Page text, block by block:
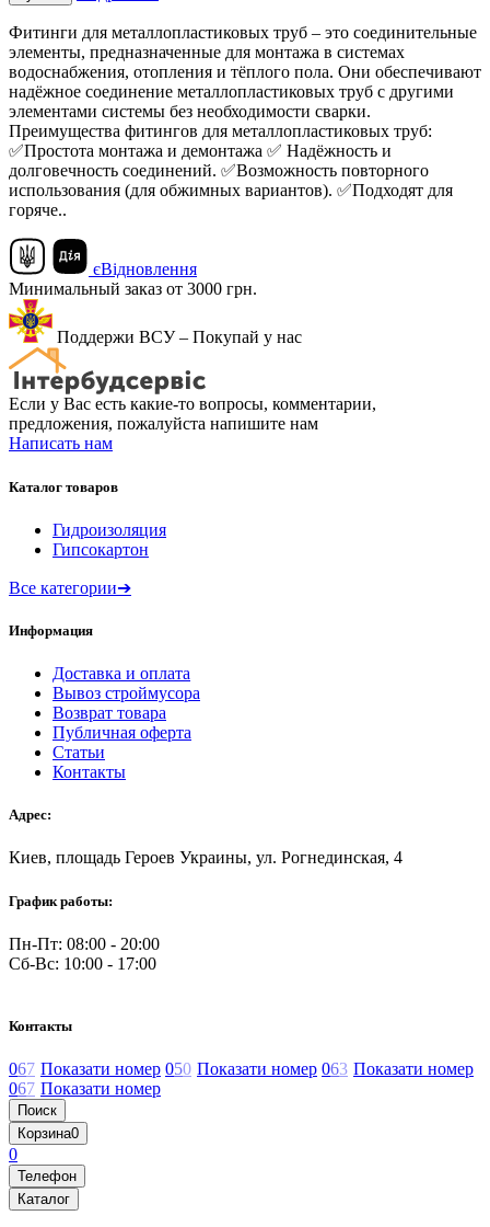
Фитинги для металлопластиковых труб – это соединительные
элементы, предназначенные для монтажа в системах
водоснабжения, отопления и тёплого пола. Они обеспечивают
надёжное соединение металлопластиковых труб с другими
элементами системы без необходимости сварки.
Преимущества фитингов для металлопластиковых труб:
✅Простота монтажа и демонтажа ✅ Надёжность и
долговечность соединений. ✅Возможность повторного
использования (для обжимных вариантов). ✅Подходят для
горяче..
єВідновлення
Минимальный заказ от 3000 грн.
Поддержи ВСУ – Покупай у нас
Если у Вас есть какие-то вопросы, комментарии,
предложения, пожалуйста напишите нам
Написать нам
Каталог товаров
Гидроизоляция
Гипсокартон
Все категории➔
Информация
Доставка и оплата
Вывоз строймусора
Возврат товара
Публичная оферта
Статьи
Контакты
Адрес:
Киев, площадь Героев Украины, ул. Рогнединская, 4
График работы:
Пн-Пт: 08:00 - 20:00
Сб-Вс: 10:00 - 17:00
Контакты
067 Показати номер 050 Показати номер 063 Показати номер
067 Показати номер
Поиск
Корзина0
0
Телефон
Каталог